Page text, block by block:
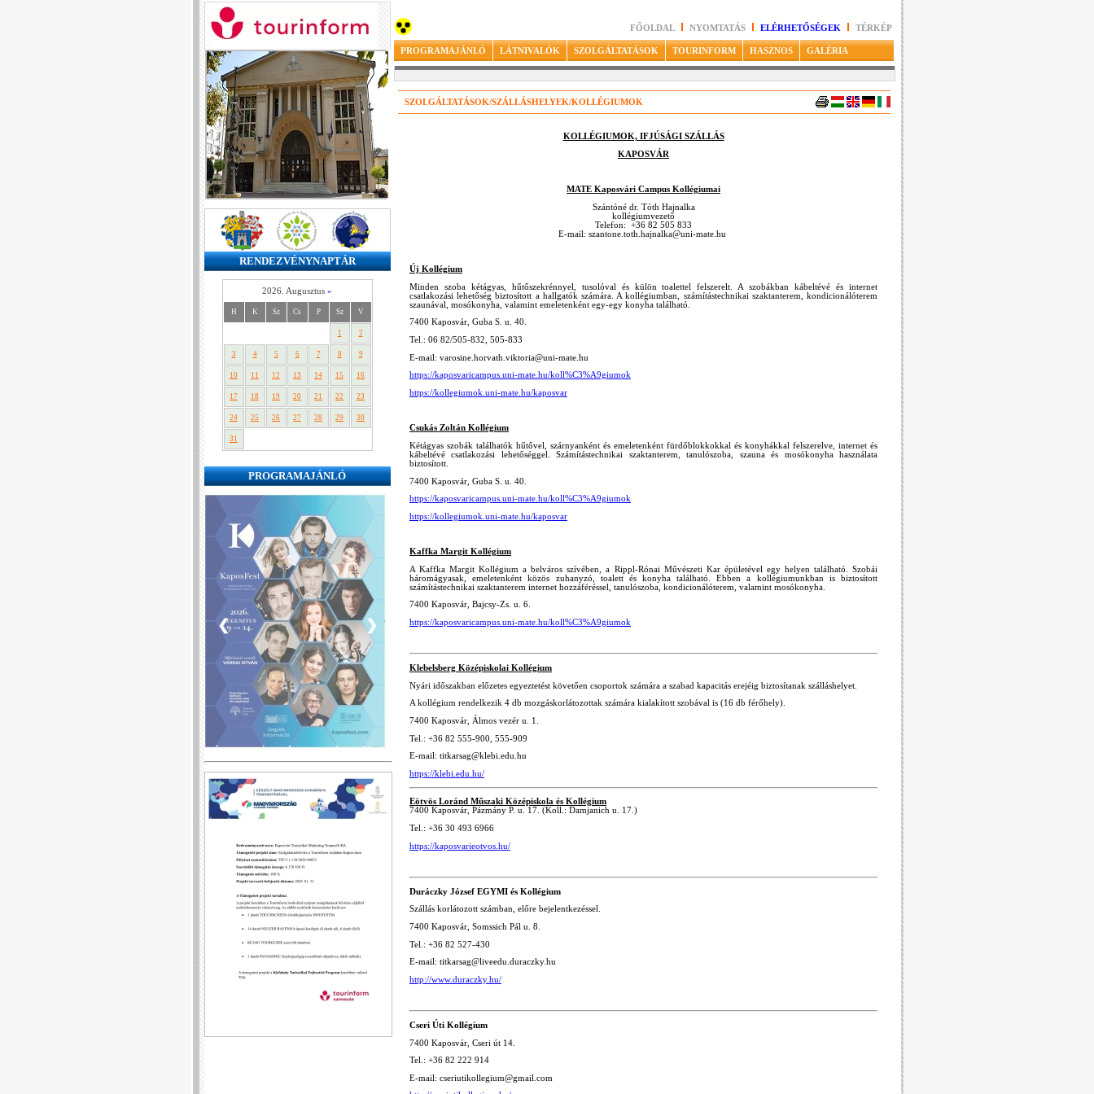
RENDEZVÉNYNAPTÁR
2026. Augusztus »
H K Sz Cs P Sz V
1 2
3 4 5 6 7 8 9
10 11 12 13 14 15 16
17 18 19 20 21 22 23
24 25 26 27 28 29 30
31
PROGRAMAJÁNLÓ
❮ ❯
FŐOLDAL NYOMTATÁS ELÉRHETŐSÉGEK TÉRKÉP
PROGRAMAJÁNLÓ LÁTNIVALÓK SZOLGÁLTATÁSOK TOURINFORM HASZNOS GALÉRIA
SZOLGÁLTATÁSOK/SZÁLLÁSHELYEK/KOLLÉGIUMOK
KOLLÉGIUMOK, IFJÚSÁGI SZÁLLÁS
KAPOSVÁR
MATE Kaposvári Campus Kollégiumai
Szántóné dr. Tóth Hajnalka
kollégiumvezető
Telefon: +36 82 505 833
E-mail: szantone.toth.hajnalka@uni-mate.hu
Új Kollégium
Minden szoba kétágyas, hűtőszekrénnyel, tusolóval és külön toalettel felszerelt. A szobákban kábeltévé és internet
csatlakozási lehetőség biztosított a hallgatók számára. A kollégiumban, számítástechnikai szaktanterem, kondicionálóterem
szaunával, mosókonyha, valamint emeletenként egy-egy konyha található.
7400 Kaposvár, Guba S. u. 40.
Tel.: 06 82/505-832, 505-833
E-mail: varosine.horvath.viktoria@uni-mate.hu
https://kaposvaricampus.uni-mate.hu/koll%C3%A9giumok
https://kollegiumok.uni-mate.hu/kaposvar
Csukás Zoltán Kollégium
Kétágyas szobák találhatók hűtővel, szárnyanként és emeletenként fürdőblokkokkal és konyhákkal felszerelve, internet és
kábeltévé csatlakozási lehetőséggel. Számítástechnikai szaktanterem, tanulószoba, szauna és mosókonyha használata
biztosított.
7400 Kaposvár, Guba S. u. 40.
https://kaposvaricampus.uni-mate.hu/koll%C3%A9giumok
https://kollegiumok.uni-mate.hu/kaposvar
Kaffka Margit Kollégium
A Kaffka Margit Kollégium a belváros szívében, a Rippl-Rónai Művészeti Kar épületével egy helyen található. Szobái
háromágyasak, emeletenként közös zuhanyzó, toalett és konyha található. Ebben a kollégiumunkban is biztosított
számítástechnikai szaktanterem internet hozzáféréssel, tanulószoba, kondicionálóterem, valamint mosókonyha.
7400 Kaposvár, Bajcsy-Zs. u. 6.
https://kaposvaricampus.uni-mate.hu/koll%C3%A9giumok
Klebelsberg Középiskolai Kollégium
Nyári időszakban előzetes egyeztetést követően csoportok számára a szabad kapacitás erejéig biztosítanak szálláshelyet.
A kollégium rendelkezik 4 db mozgáskorlátozottak számára kialakított szobával is (16 db férőhely).
7400 Kaposvár, Álmos vezér u. 1.
Tel.: +36 82 555-900, 555-909
E-mail: titkarsag@klebi.edu.hu
https://klebi.edu.hu/
Eötvös Loránd Műszaki Középiskola és Kollégium
7400 Kaposvár, Pázmány P. u. 17. (Koll.: Damjanich u. 17.)
Tel.: +36 30 493 6966
https://kaposvarieotvos.hu/
Duráczky József EGYMI és Kollégium
Szállás korlátozott számban, előre bejelentkezéssel.
7400 Kaposvár, Somssich Pál u. 8.
Tel.: +36 82 527-430
E-mail: titkarsag@liveedu.duraczky.hu
http://www.duraczky.hu/
Cseri Úti Kollégium
7400 Kaposvár, Cseri út 14.
Tel.: +36 82 222 914
E-mail: cseriutikollegium@gmail.com